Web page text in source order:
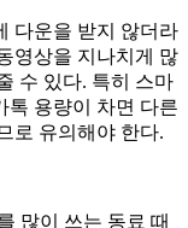
다운을 받지 않더라
영상을 지나치게 많
수 있다. 특히 스마
톡 용량이 차면 다른
로 유의해야 한다.
많이 쓰는 동료 때